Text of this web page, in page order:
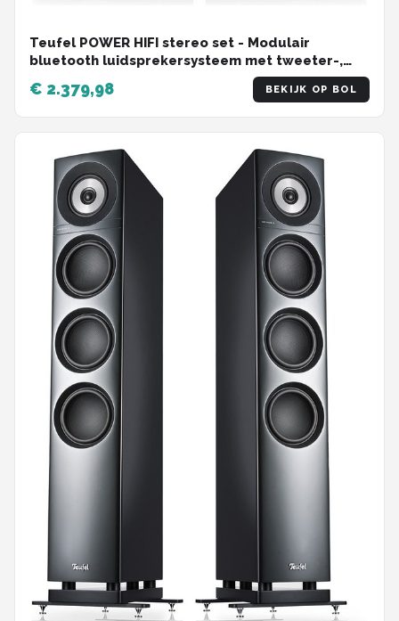
Teufel POWER HIFI stereo set - Modulair
bluetooth luidsprekersysteem met tweeter-,
midrange- en bass unit, set van 2 , zwart
€ 2.379,98 BEKIJK OP BOL